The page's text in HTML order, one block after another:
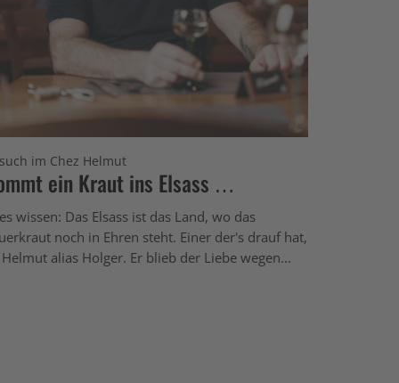
im Chez Helmut
ein Kraut ins Elsass …
wissen: Das Elsass ist das Land, wo das
noch in Ehren steht. Einer der's drauf hat,
alias Holger. Er blieb der Liebe wegen...